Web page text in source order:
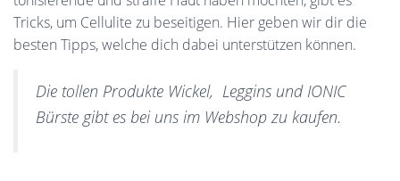
Tricks, um Cellulite zu beseitigen. Hier geben wir dir die
besten Tipps, welche dich dabei unterstützen können.
Die tollen Produkte Wickel, Leggins und IONIC
Bürste gibt es bei uns im Webshop zu kaufen.